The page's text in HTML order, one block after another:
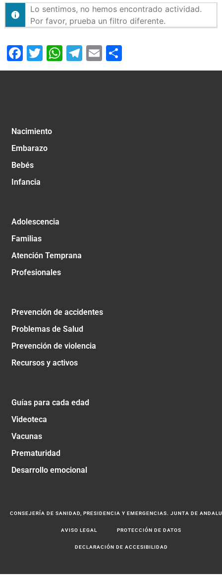
Lo sentimos, no hemos encontrado actividad.
Por favor, prueba un filtro diferente.
Facebook
Twitter
WhatsApp
Telegram
Email
Nacimiento
Embarazo
Bebés
Infancia
Adolescencia
Familias
Atención Temprana
Profesionales
Prevención de accidentes
Problemas de Salud
Prevención de violencia
Recursos y activos
Guías para cada edad
Videoteca
Vacunas
Prematuridad
Desarrollo emocional
CONSEJERÍA DE SANIDAD, PRESIDENCIA Y EMERGENCIAS. JUNTA DE
AVISO LEGAL PROTECCIÓN DE DATOS
DECLARACIÓN DE ACCESIBILIDAD